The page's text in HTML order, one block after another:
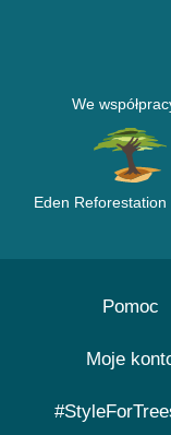
We
Eden Reforestation
Pomoc
Moje